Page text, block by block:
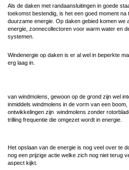
Als de daken met randaansluitingen in goede
toekomst bestendig, is het een goed moment
duurzame energie. Op daken gebied komen we
energie, zonnecollectoren voor warm water en
systemen.
Windenergie op daken is er al wel in beperkte
erg laag in.
van windmolens, gewoon op de grond zijn wel
inmiddels windmolens in de vorm van een
ontwikkelingen zijn windmolens zonder
trilling frequentie die omgezet wordt in energie.
Het opslaan van de energie is nog veel over te
nog een prijzige actie welke zich nog niet terug
aspect kijkt.